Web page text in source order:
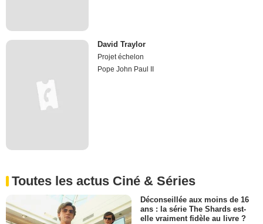
David Traylor
Projet échelon
Pope John Paul II
Toutes les actus Ciné & Séries
Déconseillée aux moins de 16
ans : la série The Shards est-
elle vraiment fidèle au livre ?